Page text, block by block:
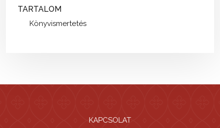
TARTALOM
Könyvismertetés
KAPCSOLAT